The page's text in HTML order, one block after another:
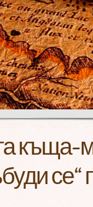
къща-
се“